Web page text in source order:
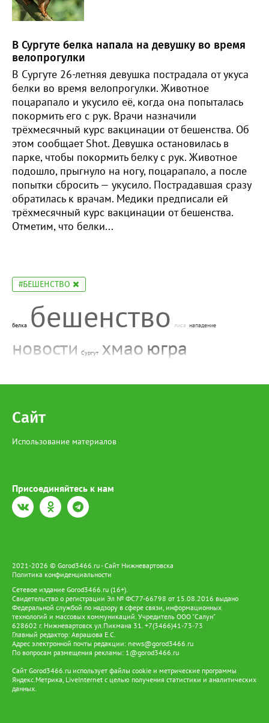
В Сургуте белка напала на девушку во время
велопрогулки
В Сургуте 26-летняя девушка пострадала от укуса
белки во время велопрогулки. Животное
поцарапало и укусило её, когда она попыталась
покормить его с рук. Врачи назначили
трёхмесячный курс вакцинации от бешенства. Об
этом сообщает Shot. Девушка остановилась в
парке, чтобы покормить белку с рук. Животное
подошло, прыгнуло на ногу, поцарапало, а после
попытки сбросить — укусило. Пострадавшая сразу
обратилась к врачам. Медики предписали ей
трёхмесячный курс вакцинации от бешенства.
Отметим, что белки...
#БЕШЕНСТВО
белка бешенство лиса нападение
новости Сургут хмаоюгра
Сайт
Использование материалов
Присоединяйтесь к нам
2021-2026 © Gorod3466.ru - Сайт Нижневартовска
Политика конфиденциальности
Сетевое издание Gorod3466.ru (16+).
Свидетельство о регистрации Эл № ФС77-66798 от 15.08.2016 выдано
Федеральной службой по надзору в сфере связи, информационных
технологий и массовых коммуникаций. Учредитель ООО "Салун"
628602 г. Нижневартовск ул.Пикмана 31. +7(3466)41-73-73
Главный редактор: Аврашова Е.С.
Адрес электронной почты редакции: news@gorod3466.ru
По вопросам размещения рекламы: 1@gorod3466.ru
Сайт Gorod3466.ru использует файлы cookie и метрические программы
Яндекс.Метрика, LiveInternet с целью получения статистики и аналитических
данных.